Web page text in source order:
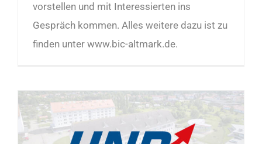
vorstellen und mit Interessierten ins
Gespräch kommen. Alles weitere dazu ist zu
finden unter www.bic-altmark.de.